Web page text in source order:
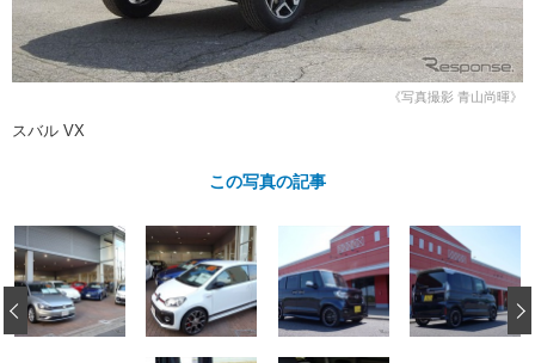
クト
コラム
ショップレポート プロショップ検索
レストア
カーメーカー「旧車」関連プロジ
コラム
イベント告知
《写真撮影 青山尚暉》
スバル VX
この写真の記事
‹